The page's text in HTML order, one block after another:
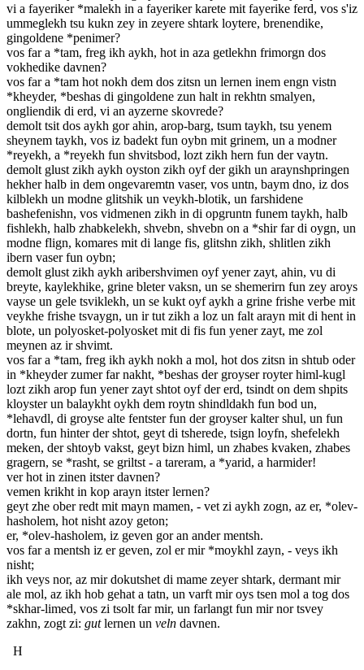
vi a fayeriker *malekh in a fayeriker karete mit fayerike ferd, vos s'iz
ummeglekh tsu kukn zey in zeyere shtark loytere, brenendike,
gingoldene *penimer?
vos far a *tam, freg ikh aykh, hot in aza getlekhn frimorgn dos
vokhedike davnen?
vos far a *tam hot nokh dem dos zitsn un lernen inem engn vistn
*kheyder, *beshas di gingoldene zun halt in rekhtn smalyen,
ongliendik di erd, vi an ayzerne skovrede?
demolt tsit dos aykh gor ahin, arop-barg, tsum taykh, tsu yenem
sheynem taykh, vos iz badekt fun oybn mit grinem, un a modner
*reyekh, a *reyekh fun shvitsbod, lozt zikh hern fun der vaytn.
demolt glust zikh aykh oyston zikh oyf der gikh un araynshpringen
hekher halb in dem ongevaremtn vaser, vos untn, baym dno, iz dos
kilblekh un modne glitshik un veykh-blotik, un farshidene
bashefenishn, vos vidmenen zikh in di opgruntn funem taykh, halb
fishlekh, halb zhabkelekh, shvebn, shvebn on a *shir far di oygn, un
modne flign, komares mit di lange fis, glitshn zikh, shlitlen zikh
ibern vaser fun oybn;
demolt glust zikh aykh aribershvimen oyf yener zayt, ahin, vu di
breyte, kaylekhike, grine bleter vaksn, un se shemerirn fun zey aroys
vayse un gele tsviklekh, un se kukt oyf aykh a grine frishe verbe mit
veykhe frishe tsvaygn, un ir tut zikh a loz un falt arayn mit di hent in
blote, un polyosket-polyosket mit di fis fun yener zayt, me zol
meynen az ir shvimt.
vos far a *tam, freg ikh aykh nokh a mol, hot dos zitsn in shtub oder
in *kheyder zumer far nakht, *beshas der groyser royter himl-kugl
lozt zikh arop fun yener zayt shtot oyf der erd, tsindt on dem shpits
kloyster un balaykht oykh dem roytn shindldakh fun bod un,
*lehavdl, di groyse alte fentster fun der groyser kalter shul, un fun
dortn, fun hinter der shtot, geyt di tsherede, tsign loyfn, shefelekh
meken, der shtoyb vakst, geyt bizn himl, un zhabes kvaken, zhabes
gragern, se *rasht, se griltst - a tareram, a *yarid, a harmider!
ver hot in zinen itster davnen?
vemen krikht in kop arayn itster lernen?
geyt zhe ober redt mit mayn mamen, - vet zi aykh zogn, az er, *olev-
hasholem, hot nisht azoy geton;
er, *olev-hasholem, iz geven gor an ander mentsh.
vos far a mentsh iz er geven, zol er mir *moykhl zayn, - veys ikh
nisht;
ikh veys nor, az mir dokutshet di mame zeyer shtark, dermant mir
ale mol, az ikh hob gehat a tatn, un varft mir oys tsen mol a tog dos
*skhar-limed, vos zi tsolt far mir, un farlangt fun mir nor tsvey
zakhn, zogt zi: gutlernen un veln davnen.
H